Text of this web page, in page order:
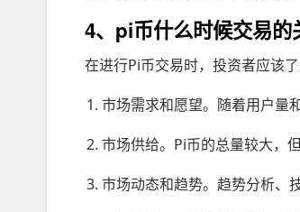
4、pi币什么时候交易的
在进行Pi币交易时，投资者应该了
市场需求和愿望。随着用户量
市场供给。Pi币的总量较大，
市场动态和趋势。趋势分析、